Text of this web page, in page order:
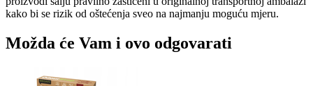
kako bi se rizik od oštećenja sveo na najmanju moguću mjeru.
Možda će Vam i ovo odgovarati